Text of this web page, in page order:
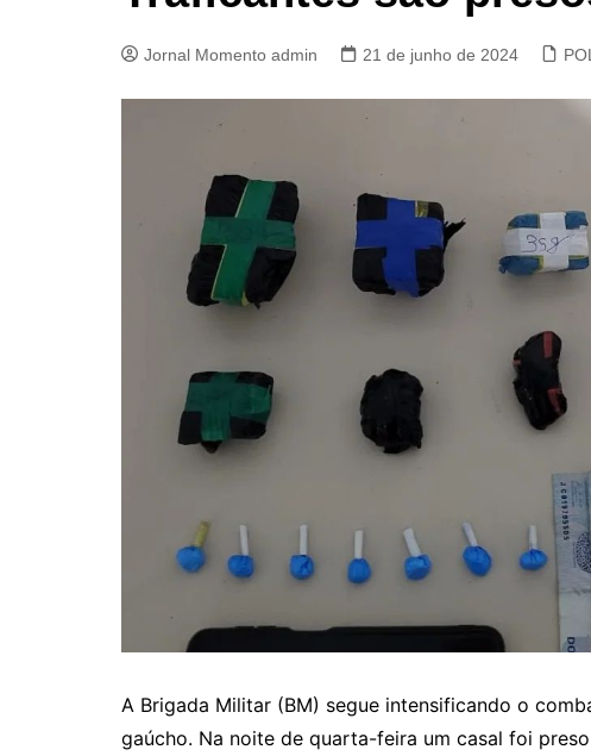
Jornal Momento admin 21 de junho de 2024
A Brigada Militar (BM) segue intensificando o
gaúcho. Na noite de quarta-feira um casal foi